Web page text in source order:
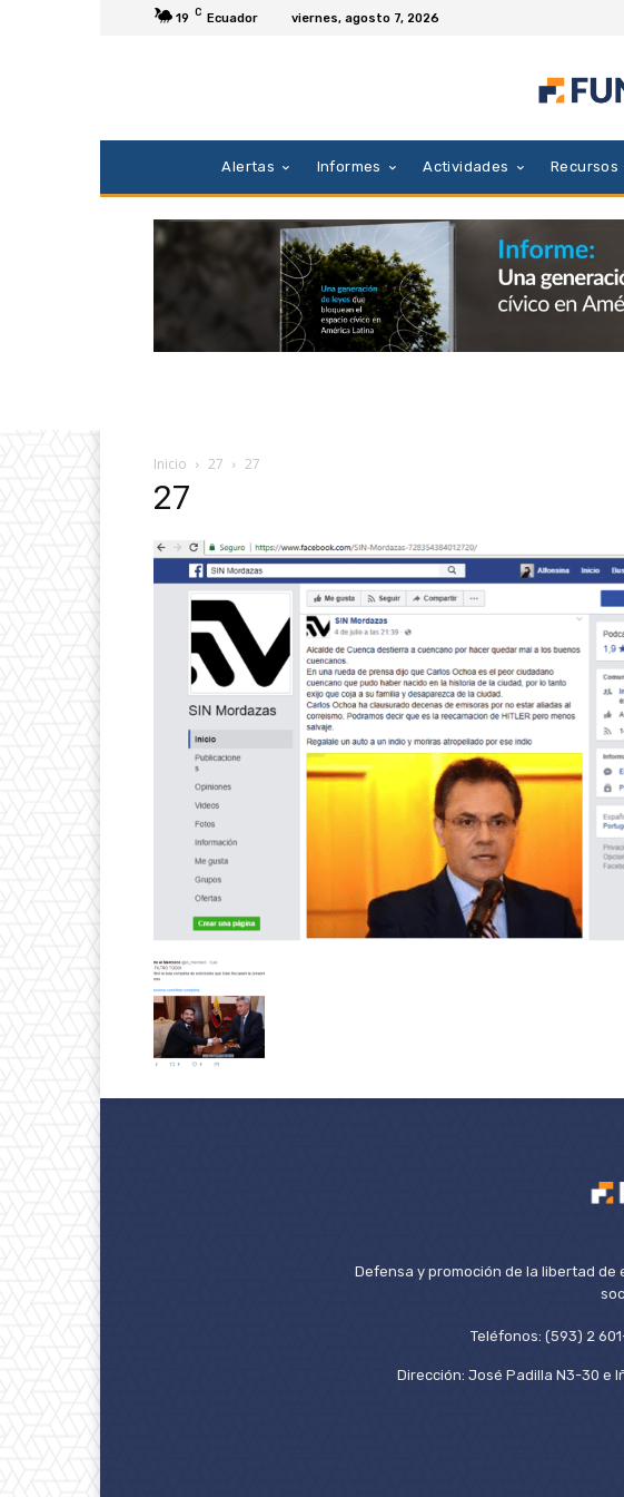
19 C Ecuador viernes, agosto 7, 2026
Alertas Informes Actividades Recursos
Inicio 27 27
27
Defensa y promoción de la libertad
Teléfonos: (593) 2
Dirección: José Padilla N3-30 e